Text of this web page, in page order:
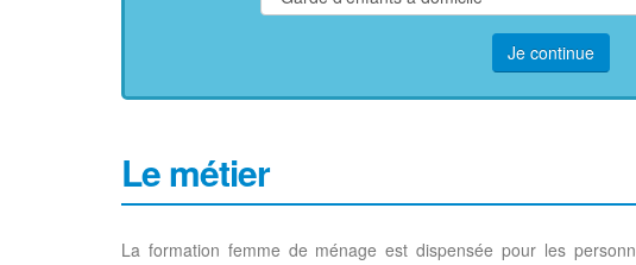
Je continue
Le métier
La formation femme de ménage est dispensée pour les